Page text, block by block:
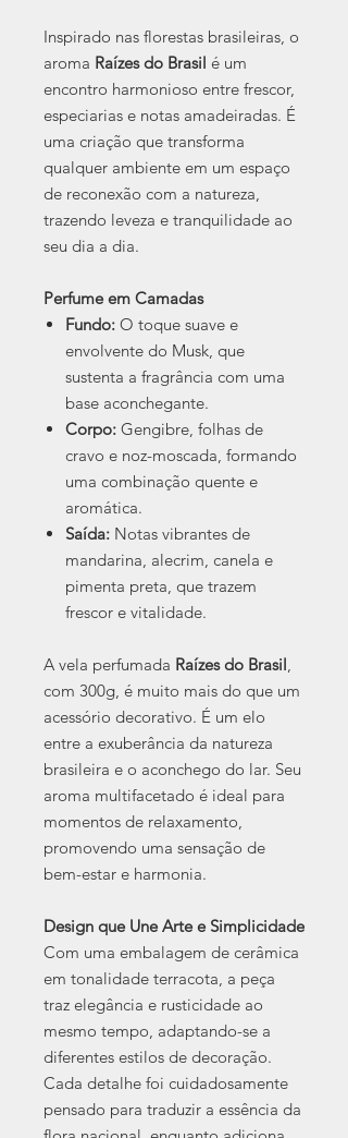
Inspirado nas florestas brasileiras, o
aroma Raízes do Brasil é um
encontro harmonioso entre frescor,
especiarias e notas amadeiradas. É
uma criação que transforma
qualquer ambiente em um espaço
de reconexão com a natureza,
trazendo leveza e tranquilidade ao
seu dia a dia.
Perfume em Camadas
Fundo: O toque suave e
envolvente do Musk, que
sustenta a fragrância com uma
base aconchegante.
Corpo: Gengibre, folhas de
cravo e noz-moscada, formando
uma combinação quente e
aromática.
Saída: Notas vibrantes de
mandarina, alecrim, canela e
pimenta preta, que trazem
frescor e vitalidade.
A vela perfumada Raízes do Brasil,
com 300g, é muito mais do que um
acessório decorativo. É um elo
entre a exuberância da natureza
brasileira e o aconchego do lar. Seu
aroma multifacetado é ideal para
momentos de relaxamento,
promovendo uma sensação de
bem-estar e harmonia.
Design que Une Arte e Simplicidade
Com uma embalagem de cerâmica
em tonalidade terracota, a peça
traz elegância e rusticidade ao
mesmo tempo, adaptando-se a
diferentes estilos de decoração.
Cada detalhe foi cuidadosamente
pensado para traduzir a essência da